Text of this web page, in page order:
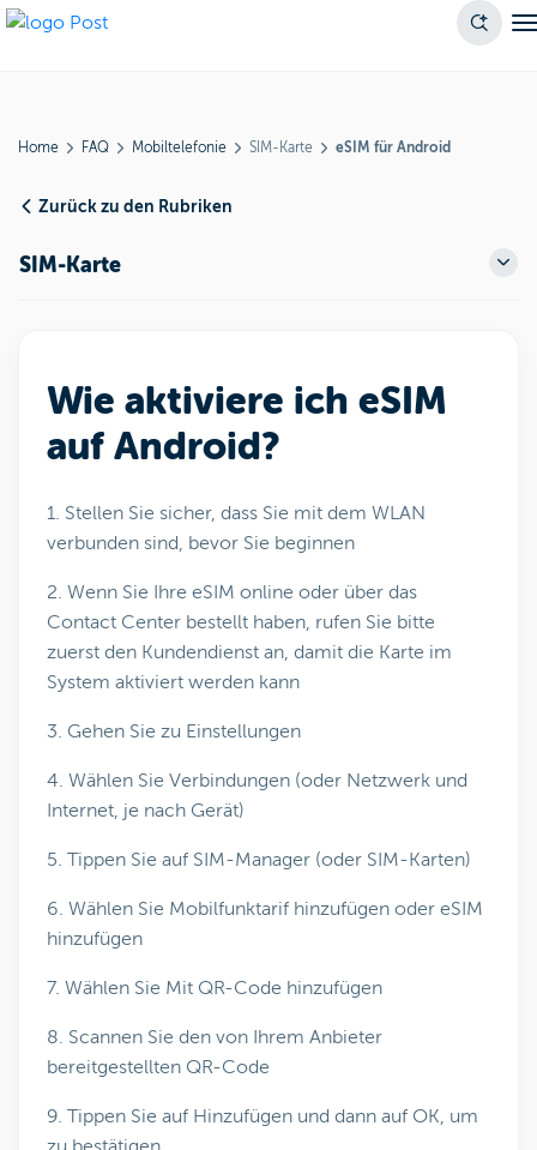
Home FAQ Mobiltelefonie SIM-Karte eSIM für Android
Zurück zu den Rubriken
SIM-Karte
Wie aktiviere ich eSIM
auf Android?
1. Stellen Sie sicher, dass Sie mit dem WLAN
verbunden sind, bevor Sie beginnen
2. Wenn Sie Ihre eSIM online oder über das
Contact Center bestellt haben, rufen Sie bitte
zuerst den Kundendienst an, damit die Karte im
System aktiviert werden kann
3. Gehen Sie zu Einstellungen
4. Wählen Sie Verbindungen (oder Netzwerk und
Internet, je nach Gerät)
5. Tippen Sie auf SIM-Manager (oder SIM-Karten)
6. Wählen Sie Mobilfunktarif hinzufügen oder eSIM
hinzufügen
7. Wählen Sie Mit QR-Code hinzufügen
8. Scannen Sie den von Ihrem Anbieter
bereitgestellten QR-Code
9. Tippen Sie auf Hinzufügen und dann auf OK, um